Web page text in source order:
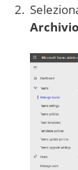
Archivio